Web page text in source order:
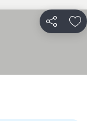
Teilen